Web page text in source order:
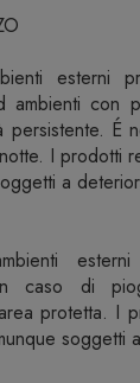
esterni
con
É
I prodotti
a
esterni
caso di
protetta. I
soggetti